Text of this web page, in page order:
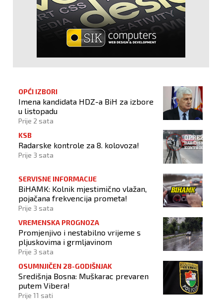
OPĆI IZBORI
Imena kandidata HDZ-a BiH za izbore
u listopadu
Prije 2 sata
KSB
Radarske kontrole za 8. kolovoza!
Prije 3 sata
SERVISNE INFORMACIJE
BiHAMK: Kolnik mjestimično vlažan,
pojačana frekvencija prometa!
Prije 3 sata
VREMENSKA PROGNOZA
Promjenjivo i nestabilno vrijeme s
pljuskovima i grmljavinom
Prije 3 sata
OSUMNJIČEN 28-GODIŠNJAK
Središnja Bosna: Muškarac prevaren
putem Vibera!
Prije 11 sati